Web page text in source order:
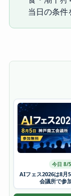
当日の条件
今日 8/5
AIフェス2026は8月
会議所で参